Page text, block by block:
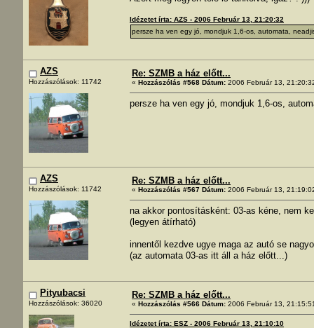
Idézetet írta: AZS - 2006 Február 13, 21:20:32
persze ha ven egy jó, mondjuk 1,6-os, automata,
AZS
Hozzászólások: 11742
Re: SZMB a ház előtt...
« Hozzászólás #568 Dátum: 2006 Február 13,
persze ha ven egy jó, mondjuk 1,6-os,
AZS
Hozzászólások: 11742
Re: SZMB a ház előtt...
« Hozzászólás #567 Dátum: 2006 Február 13,
na akkor pontosításként: 03-as kéne, nem
(legyen átírható)
innentől kezdve ugye maga az autó se
(az automata 03-as itt áll a ház előtt...)
Pityubacsi
Hozzászólások: 36020
Re: SZMB a ház előtt...
« Hozzászólás #566 Dátum: 2006 Február 13,
Idézetet írta: ESZ - 2006 Február 13, 21:10:10